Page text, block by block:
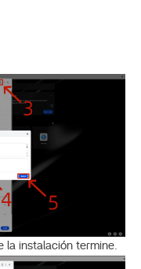
la instalación termine.